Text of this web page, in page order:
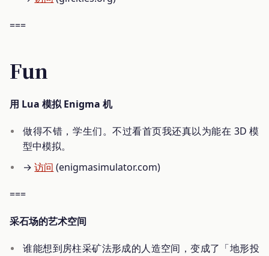
===
Fun
用 Lua 模拟 Enigma 机
做得不错，学生们。不过看首页我还真以为能在 3D 模
型中模拟。
→访问 (enigmasimulator.com)
===
采石场的艺术空间
谁能想到房柱采矿法形成的人造空间，变成了「地形投